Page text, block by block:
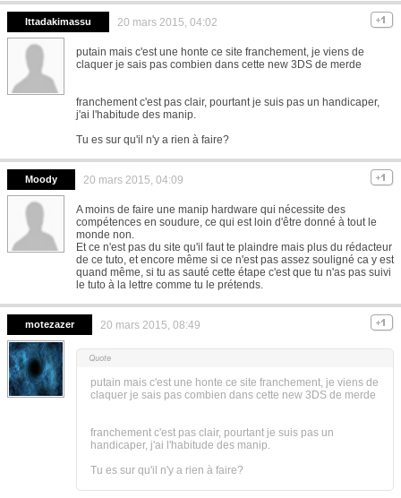
Ittadakimassu 20 mars 2015, 04:02
putain mais c'est une honte ce site franchement, je viens de
claquer je sais pas combien dans cette new 3DS de merde
franchement c'est pas clair, pourtant je suis pas un handicaper,
j'ai l'habitude des manip.
Tu es sur qu'il n'y a rien à faire?
Moody 20 mars 2015, 04:09
A moins de faire une manip hardware qui nécessite des
compétences en soudure, ce qui est loin d'être donné à tout le
monde non.
Et ce n'est pas du site qu'il faut te plaindre mais plus du rédacteur
de ce tuto, et encore même si ce n'est pas assez souligné ca y est
quand même, si tu as sauté cette étape c'est que tu n'as pas suivi
le tuto à la lettre comme tu le prétends.
motezazer 20 mars 2015, 08:49
putain mais c'est une honte ce site franchement, je viens de
claquer je sais pas combien dans cette new 3DS de merde
franchement c'est pas clair, pourtant je suis pas un
handicaper, j'ai l'habitude des manip.
Tu es sur qu'il n'y a rien à faire?